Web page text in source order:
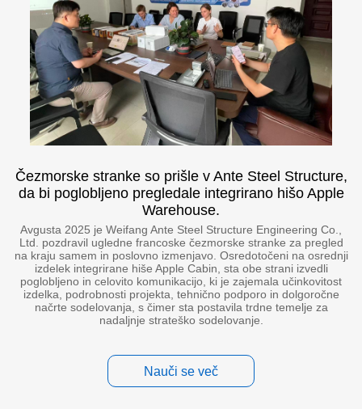
Čezmorske stranke so prišle v Ante Steel Structure,
da bi poglobljeno pregledale integrirano hišo Apple
Warehouse.
Avgusta 2025 je Weifang Ante Steel Structure Engineering Co.,
Ltd. pozdravil ugledne francoske čezmorske stranke za pregled
na kraju samem in poslovno izmenjavo. Osredotočeni na osrednji
izdelek integrirane hiše Apple Cabin, sta obe strani izvedli
poglobljeno in celovito komunikacijo, ki je zajemala učinkovitost
izdelka, podrobnosti projekta, tehnično podporo in dolgoročne
načrte sodelovanja, s čimer sta postavila trdne temelje za
nadaljnje strateško sodelovanje.
Nauči se več